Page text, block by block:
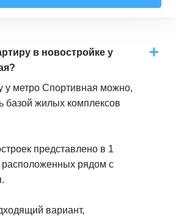
в новостройке у
у метро Спортивная можно,
базой жилых комплексов
представлено в 1
рядом с
вариант,